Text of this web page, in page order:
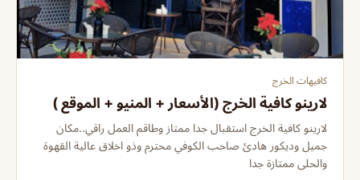
كافيهات الخرج
لارينو كافية الخرج (الأسعار + المنيو + الموقع )
لارينو كافية الخرج استقبال جدا ممتاز وطاقم العمل راقي..مكان
جميل وديكور هادئ صاحب الكوفي محترم وذو اخلاق عالية القهوة
والحلى ممتازة جدا